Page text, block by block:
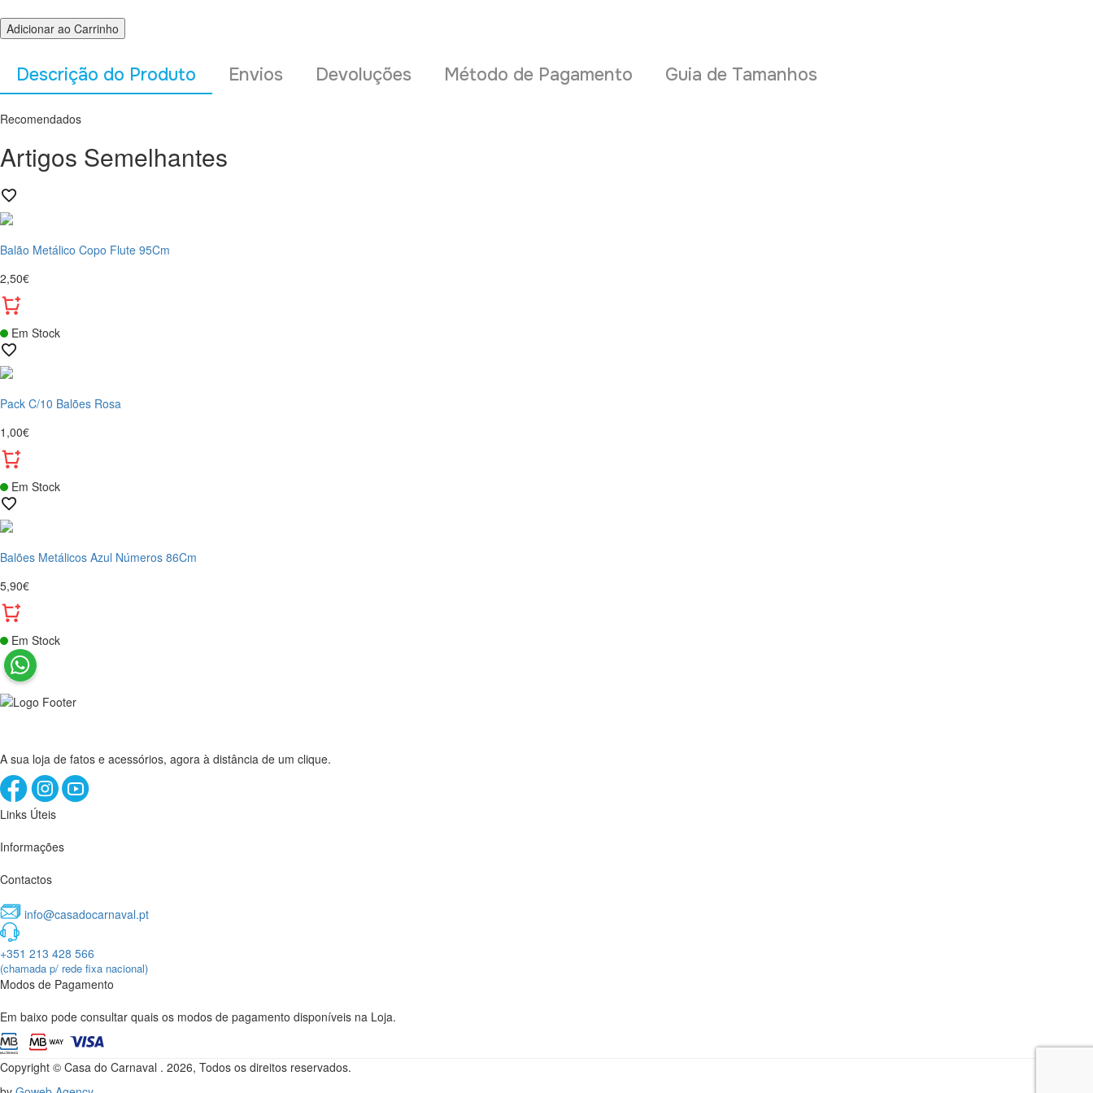
Adicionar ao Carrinho
Descrição do Produto Envios Devoluções Método de Pagamento Guia de Tamanhos
Recomendados
Artigos Semelhantes
Balão Metálico Copo Flute 95Cm
2,50€
Em Stock
Pack C/10 Balões Rosa
1,00€
Em Stock
Balões Metálicos Azul Números 86Cm
5,90€
Em Stock
A sua loja de fatos e acessórios, agora à distância de um clique.
Links Úteis
Informações
Contactos
info@casadocarnaval.pt
+351 213 428 566
(chamada p/ rede fixa nacional)
Modos de Pagamento
Em baixo pode consultar quais os modos de pagamento disponíveis na Loja.
Copyright © Casa do Carnaval . 2026, Todos os direitos reservados.